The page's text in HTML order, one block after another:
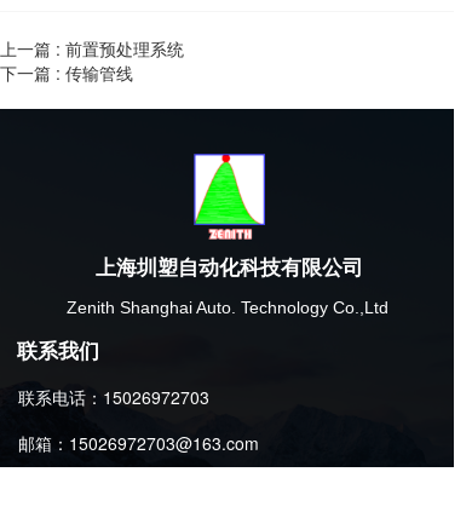
上一篇 : 前置预处理系统
下一篇 : 传输管线
上海圳塑自动化科技有限公司
Zenith Shanghai Auto. Technology Co.,Ltd
联系电话：15026972703
邮箱：15026972703@163.com
联系我们